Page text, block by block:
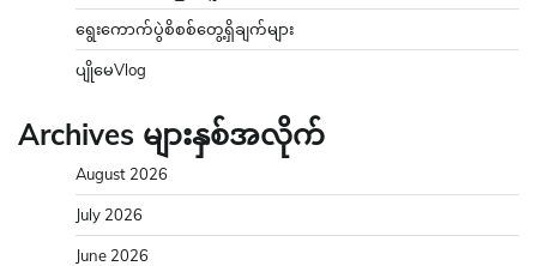
ရွေးကောက်ပွဲစိစစ်တွေ့ရှိချက်များ
ပျိုမေVlog
Archives များနှစ်အလိုက်
August 2026
July 2026
June 2026